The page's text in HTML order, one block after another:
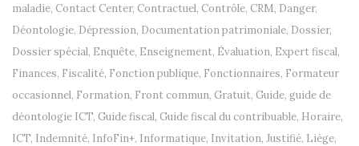
maladie, Contact Center, Contractuel, Contrôle, CRM, Danger,
Déontologie, Dépression, Documentation patrimoniale, Dossier,
Dossier spécial, Enquête, Enseignement, Évaluation, Expert fiscal,
Finances, Fiscalité, Fonction publique, Fonctionnaires, Formateur
occasionnel, Formation, Front commun, Gratuit, Guide, guide de
déontologie ICT, Guide fiscal, Guide fiscal du contribuable, Horaire,
ICT, Indemnité, InfoFin+, Informatique, Invitation, Justifié, Liège,